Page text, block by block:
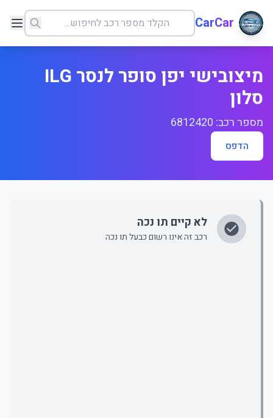
CarCar
מיצובישי יפן סופר לנסר ILG
סלון
מספר רכב: 6812420
הדפס
לא קיים תו נכה
רכב זה אינו רשום כבעל תו נכה